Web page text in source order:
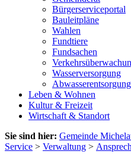
Bürgerserviceportal
Bauleitpläne
Wahlen
Fundtiere
Fundsachen
Wasserversorgung
Abwasserentsorgung
Leben & Wohnen
Kultur & Freizeit
Wirtschaft & Standort
Sie sind hier: Gemeinde
Service > Verwaltung >